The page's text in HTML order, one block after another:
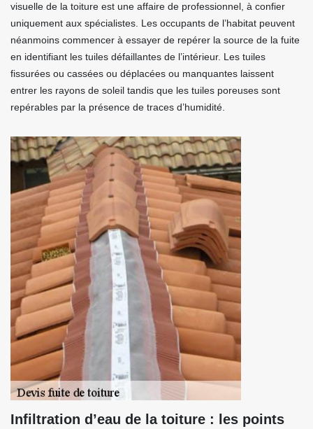
visuelle de la toiture est une affaire de professionnel, à confier
uniquement aux spécialistes. Les occupants de l’habitat peuvent
néanmoins commencer à essayer de repérer la source de la fuite
en identifiant les tuiles défaillantes de l’intérieur. Les tuiles
fissurées ou cassées ou déplacées ou manquantes laissent
entrer les rayons de soleil tandis que les tuiles poreuses sont
repérables par la présence de traces d’humidité.
Infiltration d’eau de la toiture : les points